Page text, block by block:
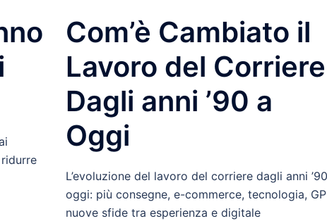
Com’è Cambiato il
Lavoro del Corriere
Dagli anni ’90 a
Oggi
L’evoluzione del lavoro del corriere dagli anni
oggi: più consegne, e-commerce, tecnologia,
nuove sfide tra esperienza e digitale